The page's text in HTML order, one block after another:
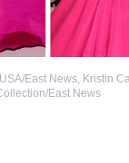
East News Kristin
East News